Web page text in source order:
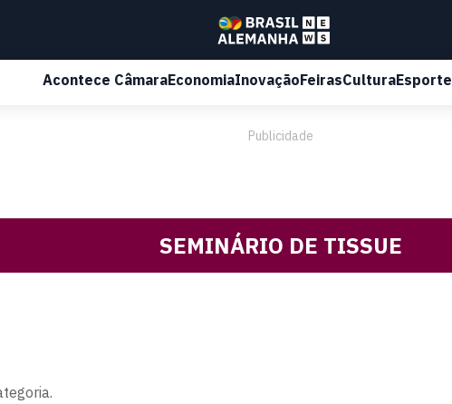
Acontece CâmaraEconomiaInovaçãoFeirasCulturaEsporte
Publicidade
SEMINÁRIO DE TISSUE